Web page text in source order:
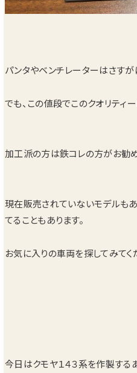
パンタやベンチレーターはさす
でも、この値段でこのクオリティ
加工派の方は鉄コレの方がお勧
現在販売されていないモデルも
てることもあります。
お気に入りの車両を探してみてく
今日はクモヤ１４３系を作製する